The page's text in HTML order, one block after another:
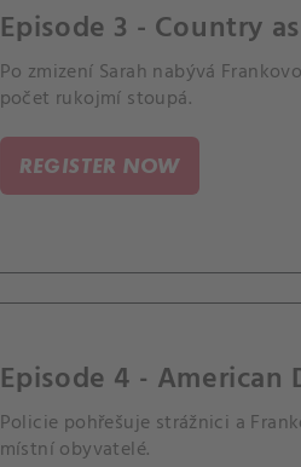
Episode 3 - Country
Po zmizení Sarah nabývá
počet rukojmí stoupá.
REGISTER NOW
Episode 4 - American
Policie pohřešuje strážnici a
místní obyvatelé.